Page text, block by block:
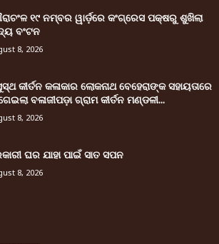
୧୯ ନମ୍ବର ୱାର୍ଡ଼ରେ କଂଗ୍ରେସ ପକ୍ଷରୁ ଶୁଖିଲା
ବଂଟନ
8, 2026
କୀର୍ତନ କଳାକାର ଲୋକନାଥ ବେହେରାଙ୍କ ସହାୟତାରେ
ବଳାଜୀପଡ଼ା ଗ୍ରାମ କୀର୍ତନ ମଣ୍ଡଳୀ...
8, 2026
ଘର ଯାହା ପାଇଁ ସାତ ସପନ
8, 2026